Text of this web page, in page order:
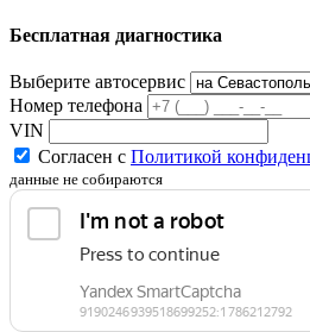
Бесплатная диагностика
Выберите автосервис
Номер телефона
VIN
Согласен с Политикой
данные не собираются